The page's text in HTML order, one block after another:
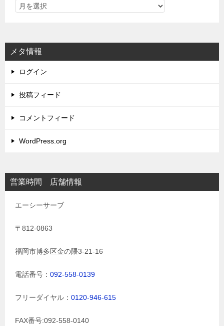
メタ情報
ログイン
投稿フィード
コメントフィード
WordPress.org
営業時間 店舗情報
エーシーサーブ
〒812-0863
福岡市博多区金の隈3-21-16
電話番号： 092-558-0139
フリーダイヤル： 0120-946-615
FAX番号:092-558-0140